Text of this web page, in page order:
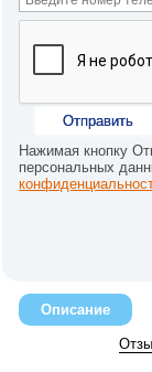
Отправить
Нажимая кнопку
персональных
Описание